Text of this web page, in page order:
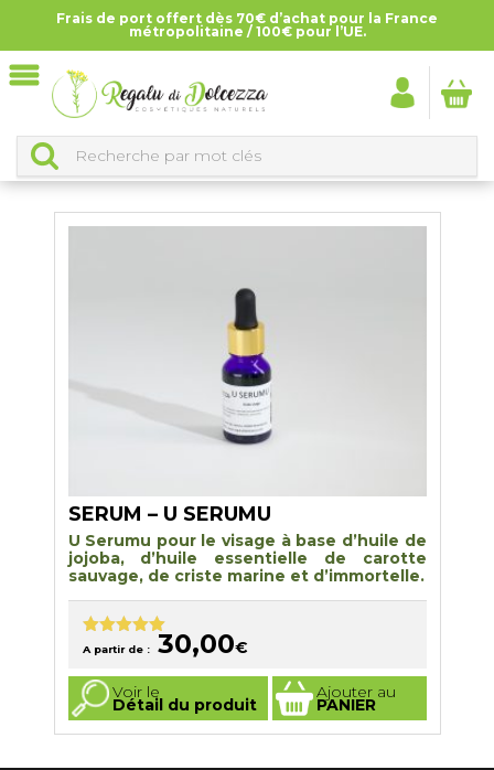
Frais de port offert dès 70€ d’achat pour la France
métropolitaine / 100€ pour l’UE.
Accueil>Tous les produits>Serums
SERUMS
SERUM – U SERUMU
U Serumu pour le visage à base d’huile de
jojoba, d’huile essentielle de carotte
sauvage, de criste marine et d’immortelle.
Note5.00
A partir de : 30,00€
Voir le
Détail du produit
Ajouter au
PANIER
Ce
produit
a
plusieurs